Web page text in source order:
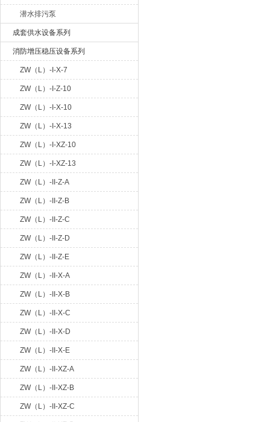
潜水排污泵
成套供水设备系列
消防增压稳压设备系列
ZW（L）-I-X-7
ZW（L）-I-Z-10
ZW（L）-I-X-10
ZW（L）-I-X-13
ZW（L）-I-XZ-10
ZW（L）-I-XZ-13
ZW（L）-II-Z-A
ZW（L）-II-Z-B
ZW（L）-II-Z-C
ZW（L）-II-Z-D
ZW（L）-II-Z-E
ZW（L）-II-X-A
ZW（L）-II-X-B
ZW（L）-II-X-C
ZW（L）-II-X-D
ZW（L）-II-X-E
ZW（L）-II-XZ-A
ZW（L）-II-XZ-B
ZW（L）-II-XZ-C